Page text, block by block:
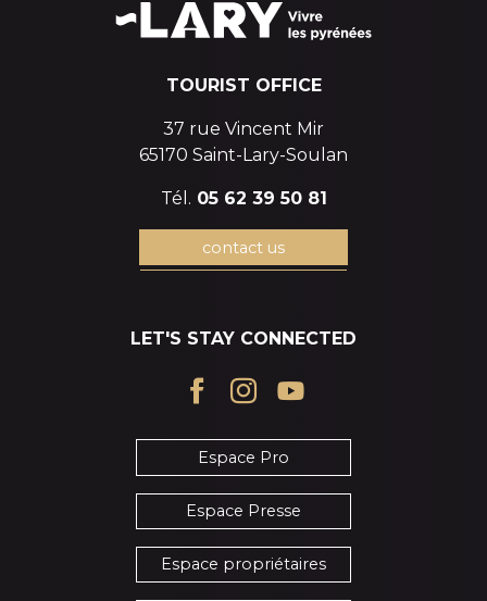
TOURIST OFFICE
37 rue Vincent Mir
65170 Saint-Lary-Soulan
Tél. 05 62 39 50 81
contact us
LET'S STAY CONNECTED
Espace Pro
Espace Presse
Espace propriétaires